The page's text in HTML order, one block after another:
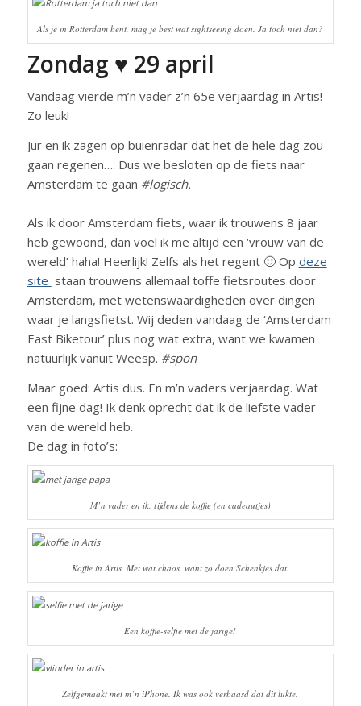
Als je in Rotterdam bent, mag je best wat sightseeing doen. Ja toch niet dan?
Zondag ♥ 29 april
Vandaag vierde m’n vader z’n 65e verjaardag in Artis!
Zo leuk!
Jur en ik zagen op buienradar dat het de hele dag zou
gaan regenen…. Dus we besloten op de fiets naar
Amsterdam te gaan #logisch.
Als ik door Amsterdam fiets, waar ik trouwens 8 jaar
heb gewoond, dan voel ik me altijd een ‘vrouw van de
wereld’ haha! Heerlijk! Zelfs als het regent 🙂 Op deze
site staan trouwens allemaal toffe fietsroutes door
Amsterdam, met wetenswaardigheden over dingen
waar je langsfietst. Wij deden vandaag de ‘Amsterdam
East Biketour’ plus nog wat extra, want we kwamen
natuurlijk vanuit Weesp. #spon
Maar goed: Artis dus. En m’n vaders verjaardag. Wat
een fijne dag! Ik denk oprecht dat ik de liefste vader
van de wereld heb.
De dag in foto’s:
M’n vader en ik, tijdens de koffie (en cadeautjes)
Koffie in Artis. Met wat chaos, want zo doen Schenkjes dat.
Een koffie-selfie met de jarige!
Zelfgemaakt met m’n iPhone. Ik was ook verbaasd dat dit lukte.